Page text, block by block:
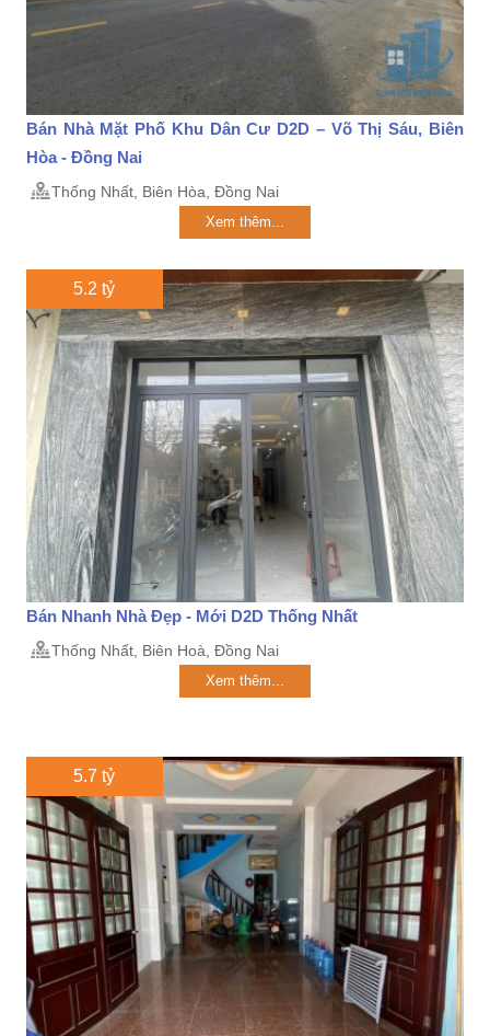
Bán Nhà Mặt Phố Khu Dân Cư D2D – Võ Thị Sáu, Biên
Hòa - Đồng Nai
Thống Nhất, Biên Hòa, Đồng Nai
Xem thêm...
5.2 tỷ
Bán Nhanh Nhà Đẹp - Mới D2D Thống Nhất
Thống Nhất, Biên Hoà, Đồng Nai
Xem thêm...
5.7 tỷ